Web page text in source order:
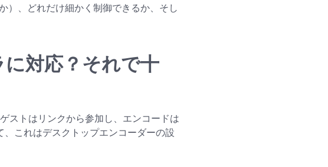
）、どれだけ細かく制御できるか、そし
対応？それで十
ストはリンクから参加し、エンコードは
これはデスクトップエンコーダーの設